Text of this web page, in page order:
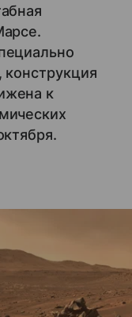
конструкция
к